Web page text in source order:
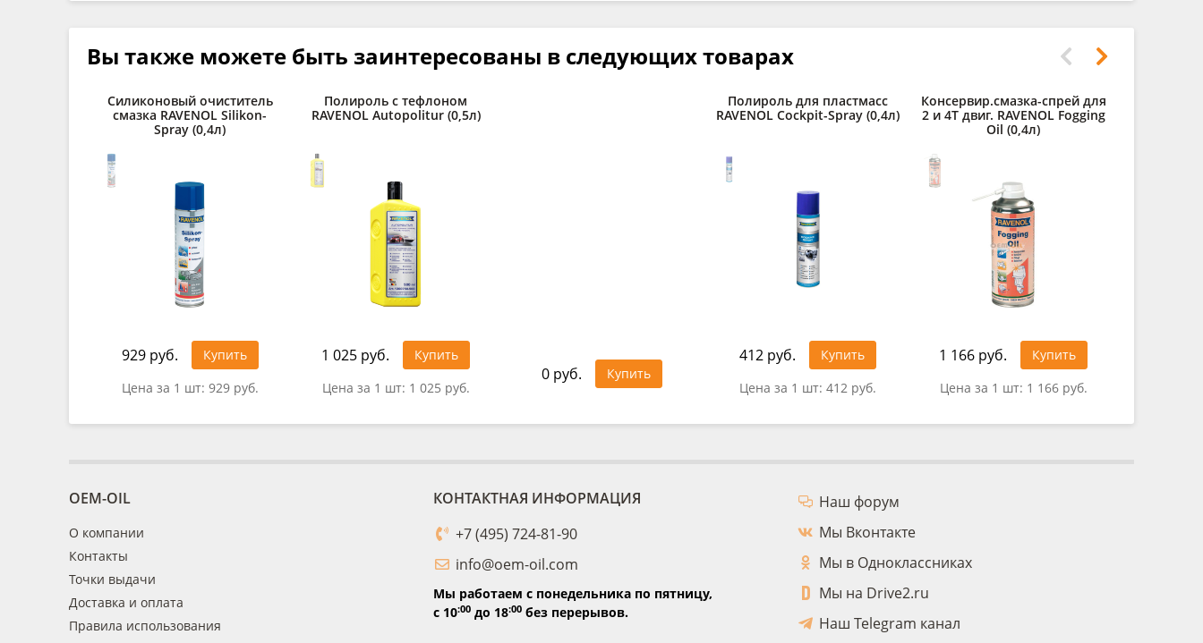
Вы также можете быть заинтересованы в следующих товарах
Силиконовый очиститель
смазка RAVENOL Silikon-
Spray (0,4л)
929 руб.
Купить
Цена за 1 шт: 929 руб.
Полироль с тефлоном
RAVENOL Autopolitur (0,5л)
1 025 руб.
Купить
Цена за 1 шт: 1 025 руб.
0 руб. Купить
Полироль для пластмасс
RAVENOL Cockpit-Spray (0,4л)
412 руб.
Купить
Цена за 1 шт: 412 руб.
Консервир.смазка-спрей для
2 и 4Т двиг. RAVENOL Fogging
Oil (0,4л)
1 166 руб.
Купить
Цена за 1 шт: 1 166 руб.
OEM-OIL
О компании
Контакты
Точки выдачи
Доставка и оплата
Правила использования
КОНТАКТНАЯ ИНФОРМАЦИЯ
+7 (495) 724-81-90
info@oem-oil.com
Мы работаем с понедельника по пятницу,
с 10:00до 18:00без перерывов.
Наш форум
Мы Вконтакте
Мы в Одноклассниках
Мы на Drive2.ru
Наш Telegram канал